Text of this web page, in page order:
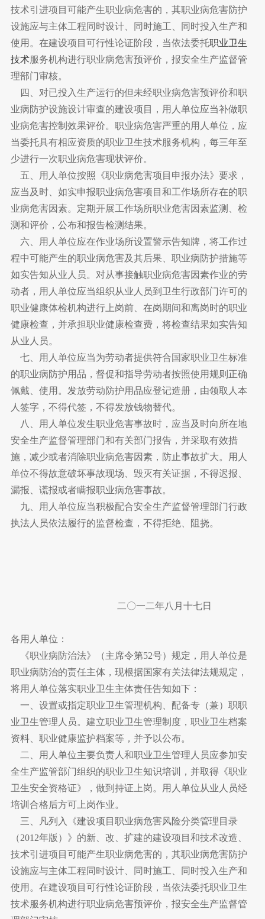
技术引进项目可能产生职业病危害的，其职业病危害防护
设施应与主体工程同时设计、同时施工、同时投入生产和
使用。在建设项目可行性论证阶段，当依法委托职业卫生
技术服务机构进行职业病危害预评价，报安全生产监督管
理部门审核。
四、对已投入生产运行的但未经职业病危害预评价和职
业病防护设施设计审查的建设项目，用人单位应当补做职
业病危害控制效果评价。职业病危害严重的用人单位，应
当委托具有相应资质的职业卫生技术服务机构，每三年至
少进行一次职业病危害现状评价。
五、用人单位按照《职业病危害项目申报办法》要求，
应当及时、如实申报职业病危害项目和工作场所存在的职
业病危害因素。定期开展工作场所职业危害因素监测、检
测和评价，公布和报告检测结果。
六、用人单位应在作业场所设置警示告知牌，将工作过
程中可能产生的职业病危害及其后果、职业病防护措施等
如实告知从业人员。对从事接触职业病危害因素作业的劳
动者，用人单位应当组织从业人员到卫生行政部门许可的
职业健康体检机构进行上岗前、在岗期间和离岗时的职业
健康检查，并承担职业健康检查费，将检查结果如实告知
从业人员。
七、用人单位应当为劳动者提供符合国家职业卫生标准
的职业病防护用品，督促和指导劳动者按照使用规则正确
佩戴、使用。发放劳动防护用品应登记造册，由领取人本
人签字，不得代签，不得发放钱物替代。
八、用人单位发生职业危害事故时，应当及时向所在地
安全生产监督管理部门和有关部门报告，并采取有效措
施，减少或者消除职业病危害因素，防止事故扩大。用人
单位不得故意破坏事故现场、毁灭有关证据，不得迟报、
漏报、谎报或者瞒报职业病危害事故。
九、用人单位应当积极配合安全生产监督管理部门行政
执法人员依法履行的监督检查，不得拒绝、阻挠。
二〇一二年八月十七日
各用人单位：
《职业病防治法》（主席令第52号）规定，用人单位是
职业病防治的责任主体，现根据国家有关法律法规规定，
将用人单位落实职业卫生主体责任告知如下：
一、设置或指定职业卫生管理机构、配备专（兼）职职
业卫生管理人员。建立职业卫生管理制度，职业卫生档案
资料、职业健康监护档案等，并予以公布。
二、用人单位主要负责人和职业卫生管理人员应参加安
全生产监管部门组织的职业卫生知识培训，并取得《职业
卫生安全资格证》，做到持证上岗。用人单位从业人员经
培训合格后方可上岗作业。
三、凡列入《建设项目职业病危害风险分类管理目录
（2012年版）》的新、改、扩建的建设项目和技术改造、
技术引进项目可能产生职业病危害的，其职业病危害防护
设施应与主体工程同时设计、同时施工、同时投入生产和
使用。在建设项目可行性论证阶段，当依法委托职业卫生
技术服务机构进行职业病危害预评价，报安全生产监督管